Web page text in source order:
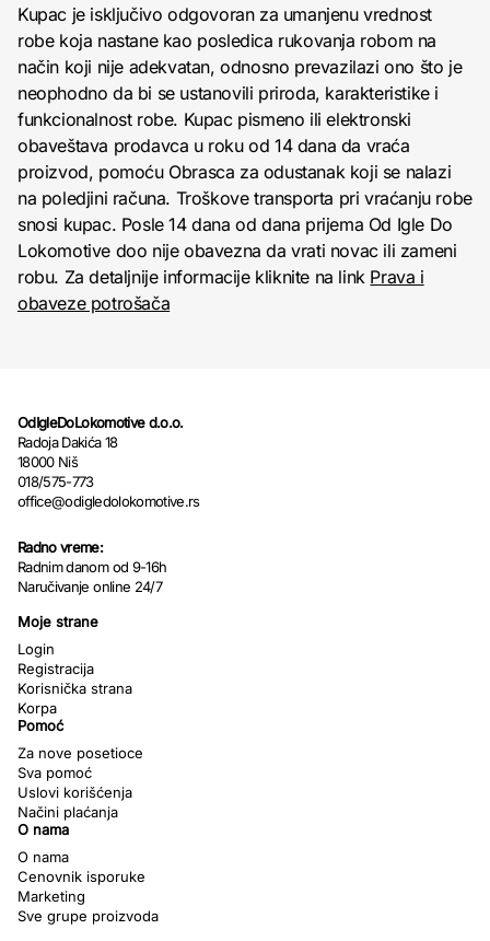
Kupac je isključivo odgovoran za umanjenu vrednost
robe koja nastane kao posledica rukovanja robom na
način koji nije adekvatan, odnosno prevazilazi ono što je
neophodno da bi se ustanovili priroda, karakteristike i
funkcionalnost robe. Kupac pismeno ili elektronski
obaveštava prodavca u roku od 14 dana da vraća
proizvod, pomoću Obrasca za odustanak koji se nalazi
na poledjini računa. Troškove transporta pri vraćanju robe
snosi kupac. Posle 14 dana od dana prijema Od Igle Do
Lokomotive doo nije obavezna da vrati novac ili zameni
robu. Za detaljnije informacije kliknite na link Prava i
obaveze potrošača
OdIgleDoLokomotive d.o.o.
Radoja Dakića 18
18000 Niš
018/575-773
office@odigledolokomotive.rs
Radno vreme:
Radnim danom od 9-16h
Naručivanje online 24/7
Moje strane
Login
Registracija
Korisnička strana
Korpa
Pomoć
Za nove posetioce
Sva pomoć
Uslovi korišćenja
Načini plaćanja
O nama
O nama
Cenovnik isporuke
Marketing
Sve grupe proizvoda